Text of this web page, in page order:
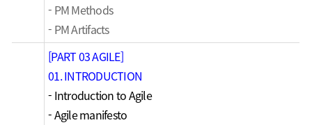
- PM Methods
- PM Artifacts
[PART 03 AGILE]
01. INTRODUCTION
- Introduction to Agile
- Agile manifesto